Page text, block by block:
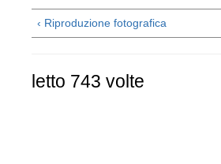
‹ Riproduzione fotografica
letto 743 volte